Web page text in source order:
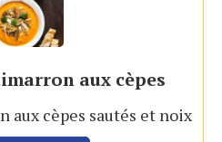
aux cèpes
aux cèpes sautés et noix